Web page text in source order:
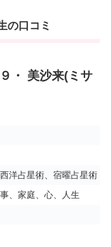
の口コミ
・ 美沙来(ミサ
洋占星術、宿曜占星術
、家庭、心、人生